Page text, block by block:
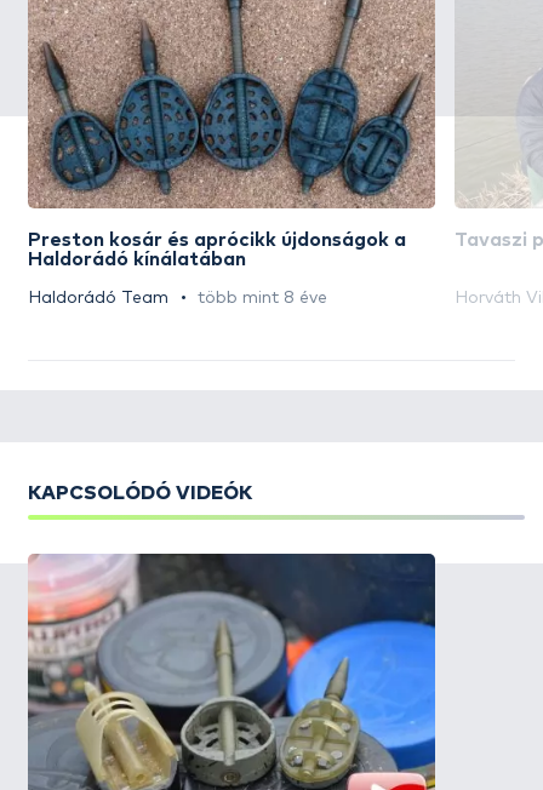
Preston kosár és aprócikk újdonságok a
Haldorádó kínálatában
Haldorádó Team több mint 8 éve
Tavaszi
Horváth
KAPCSOLÓDÓ VIDEÓK